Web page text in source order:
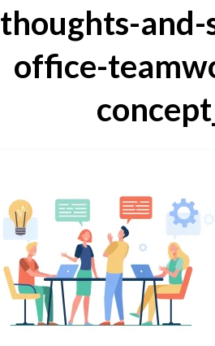
thoughts-
office-